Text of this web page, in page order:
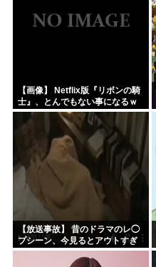
【画像】 Netflix版『リボンの騎
士』、とんでもない事になるｗ
ｗｗｗｗ
【放送事故】 昔のドラマのレ◯
プシーン、今見るとアウトすぎ
る・・・